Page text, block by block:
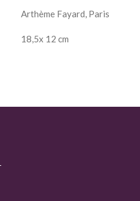
Arthème Fayard, Paris
18,5x 12 cm